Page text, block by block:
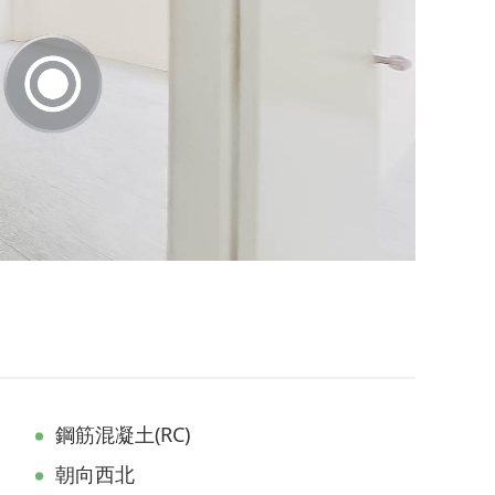
鋼筋混凝土(RC)
朝向西北